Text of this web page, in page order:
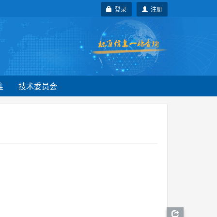
注册
登录
技术委员会